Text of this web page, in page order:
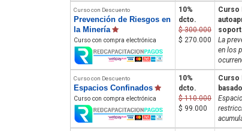
Curso con Descuento
Prevención de Riesgos en
la Minería
Curso con compra electrónica
10%
dcto.
$ 300.000
$ 270.000
Curso
La
en los
Curso con Descuento
Espacios Confinados
Curso con compra electrónica
10%
dcto.
$ 110.000
$ 99.000
Curso